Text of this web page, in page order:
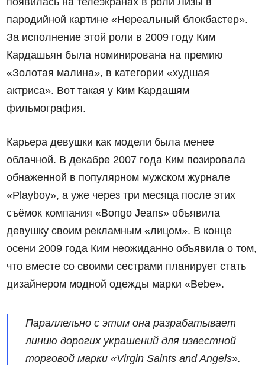
пародийной картине «Нереальный блокбастер».
За исполнение этой роли в 2009 году Ким
Кардашьян была номинирована на премию
«Золотая малина», в категории «худшая
актриса». Вот такая у Ким Кардашям
фильмография.
Карьера девушки как модели была менее
облачной. В декабре 2007 года Ким позировала
обнаженной в популярном мужском журнале
«Playboy», а уже через три месяца после этих
съёмок компания «Bongo Jeans» объявила
девушку своим рекламным «лицом». В конце
осени 2009 года Ким неожиданно объявила о том,
что вместе со своими сестрами планирует стать
дизайнером модной одежды марки «Bebe».
Параллельно с этим она разрабатывает
линию дорогих украшений для известной
торговой марки «Virgin Saints and Angels».